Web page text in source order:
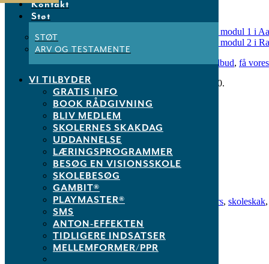
Kontakt
Støt
STØT
ARV OG TESTAMENTE
VI TILBYDER
GRATIS INFO
BOOK RÅDGIVNING
BLIV MEDLEM
SKOLERNES SKAKDAG
UDDANNELSE
LÆRINGSPROGRAMMER
BESØG EN VISIONSSKOLE
SKOLEBESØG
GAMBIT®
PLAYMASTER®
SMS
ANTON-EFFEKTEN
TIDLIGERE INDSATSER
MELLEMFORMER/PPR
Der afholdes
Den 7/3, 8/3 og 20/4 2017 –
KAS-uddannelse modul 1 i
Den 28/2, 1/3 og 5/4 2017 –
KAS-uddannelse modul 2 i
Læs mere omDansk Skoleskak,vores uddannelsestilbud, få
Spørgsmål?Kontakt / 3049 0580.
Aarhus,KAS-uddannelse Randers, skoleskak,